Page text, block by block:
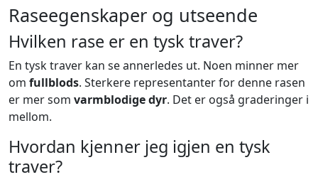
Raseegenskaper og utseende
Hvilken rase er en tysk traver?
En tysk traver kan se annerledes ut. Noen minner mer
om fullblods. Sterkere representanter for denne rasen
er mer som varmblodige dyr. Det er også graderinger i
mellom.
Hvordan kjenner jeg igjen en tysk
traver?